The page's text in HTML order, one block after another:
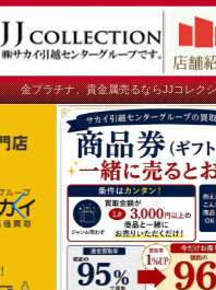
金プラチナ、貴金属売るならJJコレク